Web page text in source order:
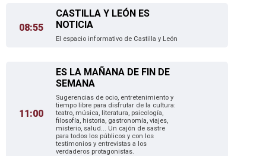
08:55
CASTILLA Y LEÓN ES
NOTICIA
El espacio informativo de Castilla y León
11:00
ES LA MAÑANA DE FIN DE
SEMANA
Sugerencias de ocio, entretenimiento y
tiempo libre para disfrutar de la cultura:
teatro, música, literatura, psicología,
filosofía, historia, gastronomía, viajes,
misterio, salud... Un cajón de sastre
para todos los públicos y con los
testimonios y entrevistas a los
verdaderos protagonistas.